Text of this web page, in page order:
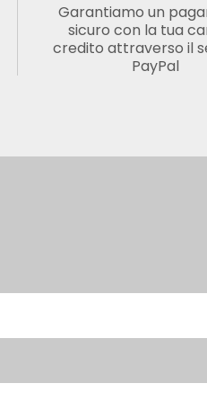
Garantiamo un
sicuro con la tua
credito attraverso il
PayPal